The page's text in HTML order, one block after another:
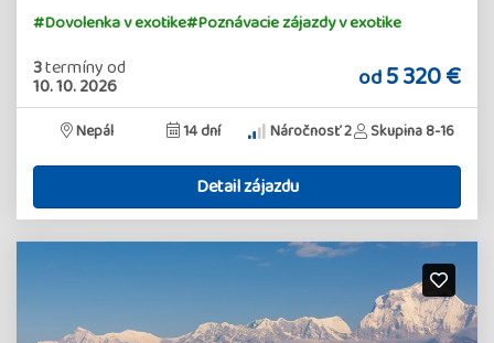
#Dovolenka v exotike#Poznávacie zájazdy v exotike
3termínyod
10. 10. 2026 od5 320 €
Nepál 14 dní Náročnosť 2 Skupina 8-16
Detail zájazdu